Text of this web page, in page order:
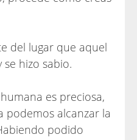
del lugar que aquel
se hizo sabio.
es preciosa,
podemos alcanzar la
podido